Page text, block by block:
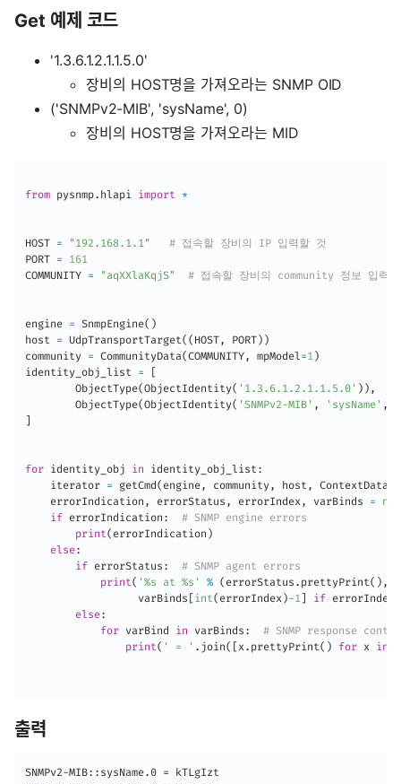
Get 예제 코드
'1.3.6.1.2.1.1.5.0'
장비의 HOST명을 가져오라는 SNMP OID
('SNMPv2-MIB', 'sysName', 0)
장비의 HOST명을 가져오라는 MID
from pysnmp. hlapi import *
HOST = "192.168.1.1"
# 접속할 장비의 IP 입력할 것
PORT =
161
COMMUNITY = "aqXXlaKqjS" # 접속할 장비의 community 정보 입력
engine = SnmpEngine( )
host = UdpTransportTarget( ( HOST, PORT ) )
community = CommunityData(COMMUNITY, mpModel=1 )
identity_obj_list =
        ObjectType
(ObjectIdentity( '1.3.6.1.2.1.1.5.0' ) ) ,
        ObjectType
(ObjectIdentity( 'SNMPv2-MIB' , 'sysName' ,
for identity_obj in identity_obj_list :
    iterator
= getCmd ( engine, community, host , ContextData
    errorIndication
, errorStatus , errorIndex, varBinds =
if errorIndication :
# SNMP engine errors
print( errorIndication )
else:
if errorStatus :
# SNMP agent errors
print( '%s at %s' % ( errorStatus . prettyPrint( ) ,
                  varBinds
int( errorIndex )-1 if errorIndex
else:
for varBind in varBinds :
# SNMP response
print( ' = ' . join( x. prettyPrint( ) for x in
출력
SNMPv2-MIB::sysName.0 = kTLgIzt